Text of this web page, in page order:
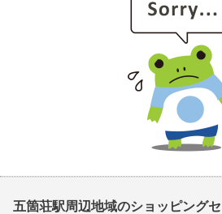
五箇荘駅周辺地域のショッピング